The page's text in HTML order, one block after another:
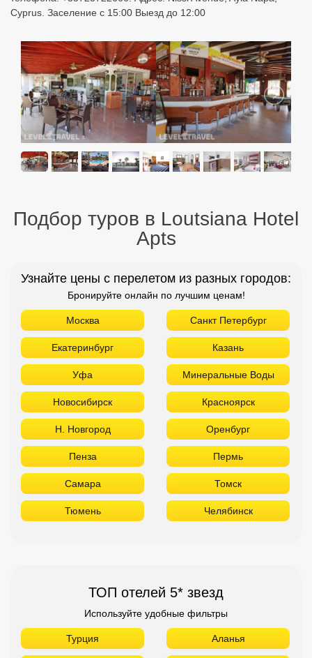
Подбор туров в Loutsiana Hotel
Apts
Узнайте цены с перелетом из разных городов:
Бронируйте онлайн по лучшим ценам!
Екатеринбург Казань
Н. Новгород Оренбург
Пенза Пермь
Самара Томск
Тюмень Челябинск
ТОП отелей 5* звезд
Используйте удобные фильтры
Турция Аланья
Хургада Шарм Эль Шейх
ОАЭ Абу Даби